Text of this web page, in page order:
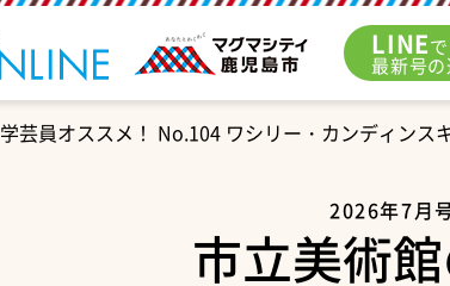
LINEで
最新号
学芸員オススメ！ No.104 ワシリー・カンディンス
2026年7月
市立美術